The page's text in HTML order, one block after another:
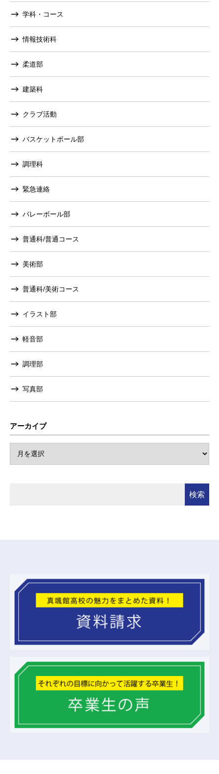
学科・コース
情報技術科
柔道部
建築科
クラブ活動
バスケットボール部
調理科
緊急連絡
バレーボール部
普通科/普通コース
美術部
普通科/美術コース
イラスト部
軽音部
調理部
写真部
アーカイブ